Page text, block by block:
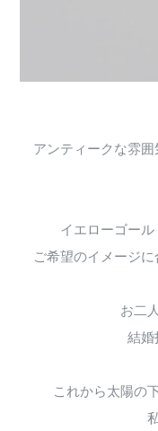
アンティークな雰
イエローゴー
ご希望のイメージ
お二
結婚
これから太陽の